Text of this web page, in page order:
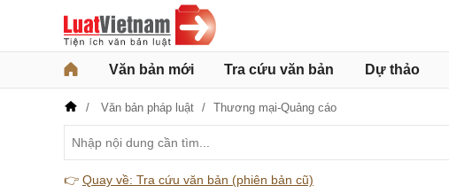
Văn bản mới Tra cứu văn bản Dự thảo
Văn bản pháp luật Thương mại-Quảng cáo
👉 Quay về: Tra cứu văn bản (phiên bản cũ)